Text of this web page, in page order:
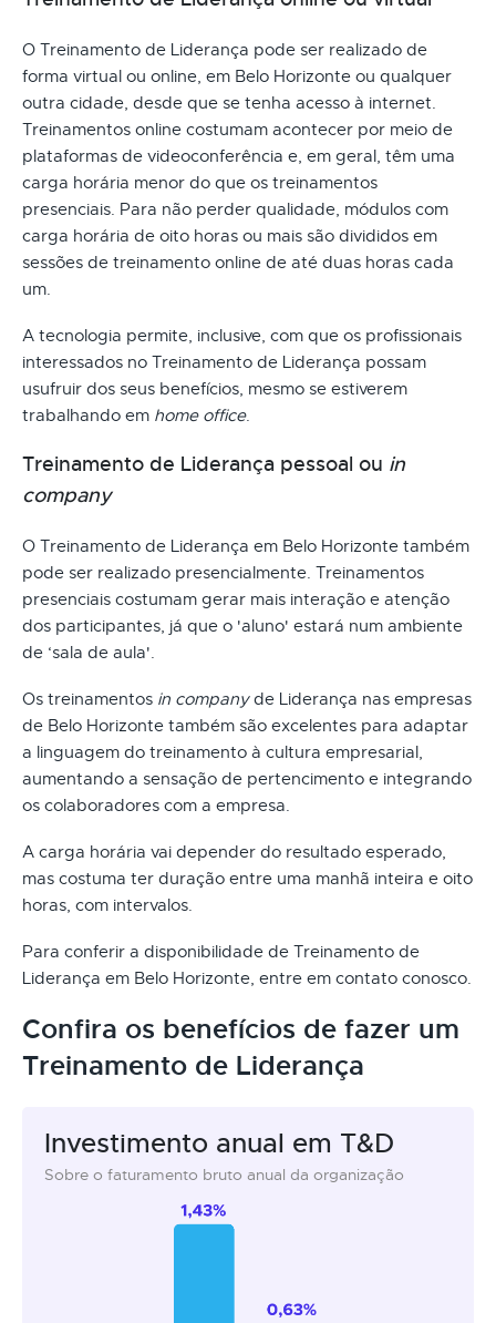
O Treinamento de Liderança pode ser realizado de
forma virtual ou online, em Belo Horizonte ou qualquer
outra cidade, desde que se tenha acesso à internet.
Treinamentos online costumam acontecer por meio de
plataformas de videoconferência e, em geral, têm uma
carga horária menor do que os treinamentos
presenciais. Para não perder qualidade, módulos com
carga horária de oito horas ou mais são divididos em
sessões de treinamento online de até duas horas cada
um.
A tecnologia permite, inclusive, com que os profissionais
interessados no Treinamento de Liderança possam
usufruir dos seus benefícios, mesmo se estiverem
trabalhando em home office.
Treinamento de Liderança pessoal ou in
company
O Treinamento de Liderança em Belo Horizonte também
pode ser realizado presencialmente. Treinamentos
presenciais costumam gerar mais interação e atenção
dos participantes, já que o 'aluno' estará num ambiente
de ‘sala de aula'.
Os treinamentos in companyde Liderança nas empresas
de Belo Horizonte também são excelentes para adaptar
a linguagem do treinamento à cultura empresarial,
aumentando a sensação de pertencimento e integrando
os colaboradores com a empresa.
A carga horária vai depender do resultado esperado,
mas costuma ter duração entre uma manhã inteira e oito
horas, com intervalos.
Para conferir a disponibilidade de Treinamento de
Liderança em Belo Horizonte, entre em contato conosco.
Confira os benefícios de fazer um
Treinamento de Liderança
Investimento anual em T&D
Sobre o faturamento bruto anual da organização